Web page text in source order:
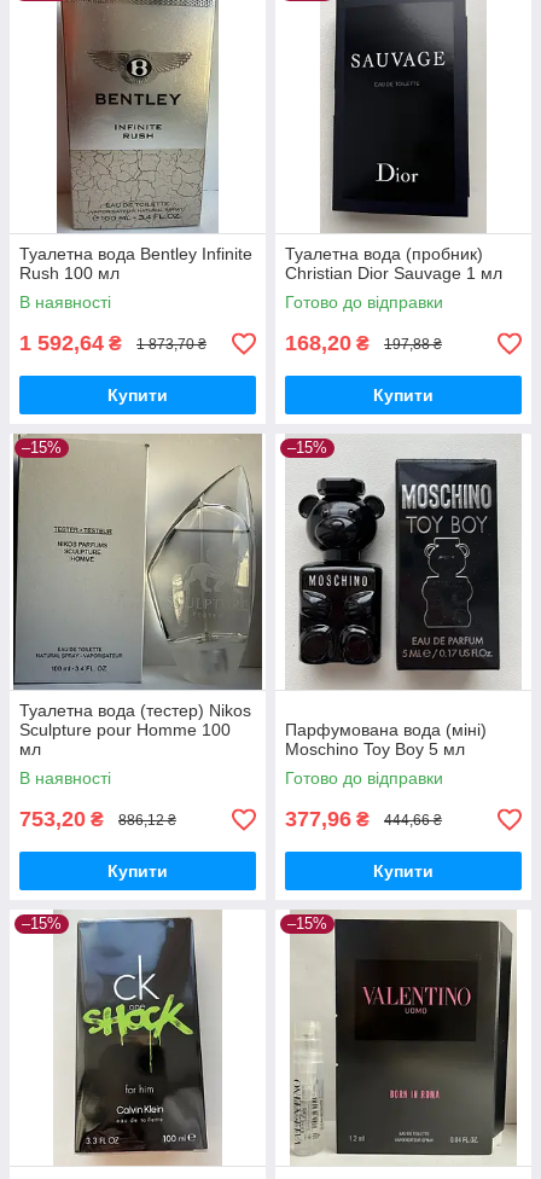
Туалетна вода Bentley Infinite
Rush 100 мл
В наявності
1 592,64 ₴ 1 873,70 ₴
Купити
Туалетна вода (пробник)
Christian Dior Sauvage 1 мл
Готово до відправки
168,20 ₴ 197,88 ₴
Купити
–15%
Туалетна вода (тестер) Nikos
Sculpture pour Homme 100
мл
В наявності
753,20 ₴ 886,12 ₴
Купити
–15%
Парфумована вода (міні)
Moschino Toy Boy 5 мл
Готово до відправки
377,96 ₴ 444,66 ₴
Купити
–15% –15%